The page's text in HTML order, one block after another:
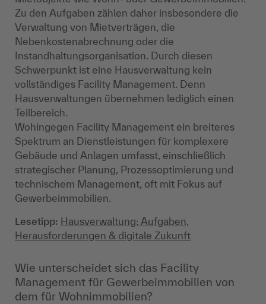
Zu den Aufgaben zählen daher insbesondere die
Verwaltung von Mietverträgen, die
Nebenkostenabrechnung oder die
Instandhaltungsorganisation. Durch diesen
Schwerpunkt ist eine Hausverwaltung kein
vollständiges Facility Management. Denn
Hausverwaltungen übernehmen lediglich einen
Teilbereich.
Wohingegen Facility Management ein breiteres
Spektrum an Dienstleistungen für komplexere
Gebäude und Anlagen umfasst, einschließlich
strategischer Planung, Prozessoptimierung und
technischem Management, oft mit Fokus auf
Gewerbeimmobilien.
Lesetipp: Hausverwaltung: Aufgaben,
Herausforderungen & digitale Zukunft
Wie unterscheidet sich das Facility
Management für Gewerbeimmobilien von
dem für Wohnimmobilien?